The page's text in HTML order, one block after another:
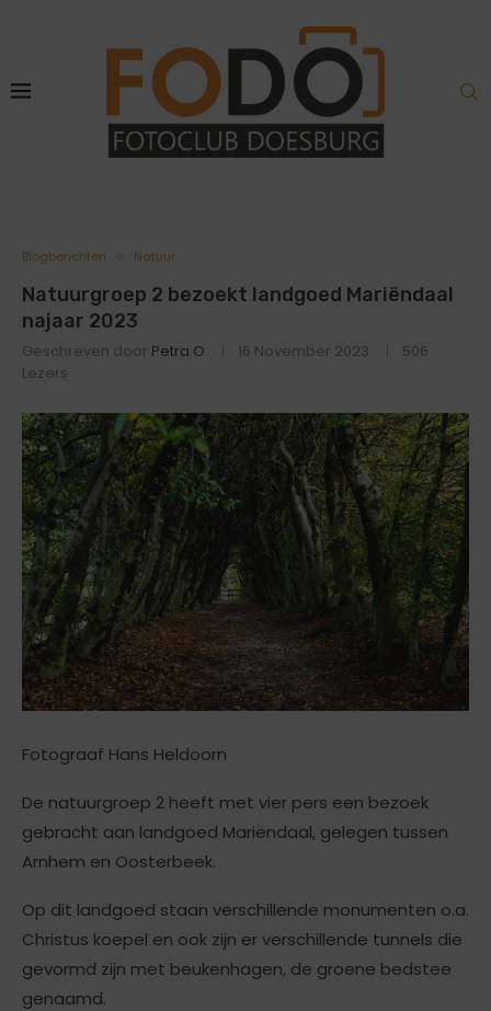
Blogberichten Natuur
Natuurgroep 2 bezoekt landgoed Mariëndaal
najaar 2023
Geschreven door Petra O 16 November 2023
506
Lezers
Fotograaf Hans Heldoorn
De natuurgroep 2 heeft met vier pers een bezoek
gebracht aan landgoed Mariëndaal, gelegen tussen
Arnhem en Oosterbeek.
Op dit landgoed staan verschillende monumenten o.a.
Christus koepel en ook zijn er verschillende tunnels die
gevormd zijn met beukenhagen, de groene bedstee
genaamd.